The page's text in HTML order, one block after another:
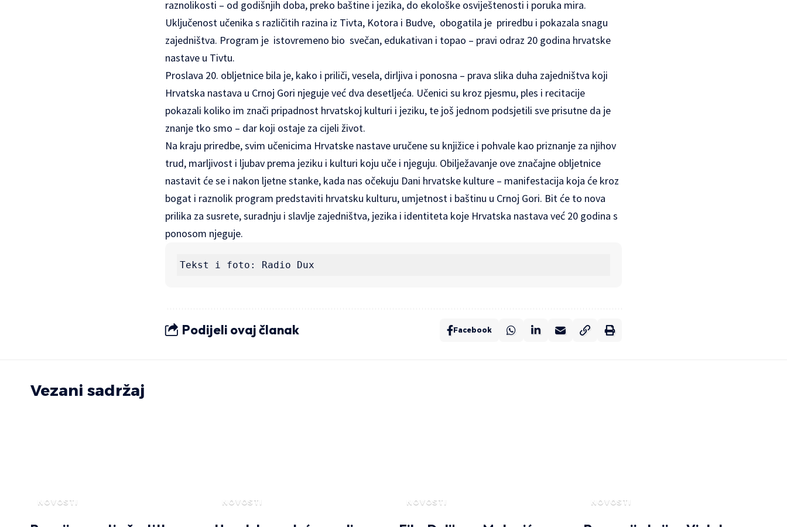
raznolikosti – od godišnjih doba, preko baštine i jezika, do ekološke osviještenosti i poruka mira.
Uključenost učenika s različitih razina iz Tivta, Kotora i Budve, obogatila je priredbu i pokazala snagu
zajedništva. Program je istovremeno bio svečan, edukativan i topao – pravi odraz 20 godina hrvatske
nastave u Tivtu.
Proslava 20. obljetnice bila je, kako i priliči, vesela, dirljiva i ponosna – prava slika duha zajedništva koji
Hrvatska nastava u Crnoj Gori njeguje već dva desetljeća. Učenici su kroz pjesmu, ples i recitacije
pokazali koliko im znači pripadnost hrvatskoj kulturi i jeziku, te još jednom podsjetili sve prisutne da je
znanje tko smo – dar koji ostaje za cijeli život.
Na kraju priredbe, svim učenicima Hrvatske nastave uručene su knjižice i pohvale kao priznanje za njihov
trud, marljivost i ljubav prema jeziku i kulturi koju uče i njeguju. Obilježavanje ove značajne obljetnice
nastavit će se i nakon ljetne stanke, kada nas očekuju Dani hrvatske kulture – manifestacija koja će kroz
bogat i raznolik program predstaviti hrvatsku kulturu, umjetnost i baštinu u Crnoj Gori. Bit će to nova
prilika za susrete, suradnju i slavlje zajedništva, jezika i identiteta koje Hrvatska nastava već 20 godina s
ponosom njeguje.
Tekst i foto: Radio Dux
Podijeli ovaj članak Facebook
Vezani sadržaj
NOVOSTI NOVOSTI NOVOSTI NOVOSTI